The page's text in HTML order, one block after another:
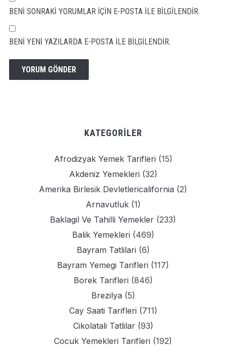
BENI SONRAKI YORUMLAR IÇIN E-POSTA ILE BILGILENDIR.
BENI YENI YAZILARDA E-POSTA ILE BILGILENDIR.
KATEGORILER
Afrodizyak Yemek Tarifleri (15)
Akdeniz Yemekleri (32)
Amerika Birlesik Devletlericalifornia (2)
Arnavutluk(1)
Baklagil Ve Tahilli Yemekler (233)
Balik Yemekleri (469)
Bayram Tatlilari (6)
Bayram Yemegi Tarifleri (117)
Borek Tarifleri (846)
Brezilya (5)
Cay Saati Tarifleri (711)
Cikolatali Tatlilar(93)
Cocuk Yemekleri Tarifleri (192)